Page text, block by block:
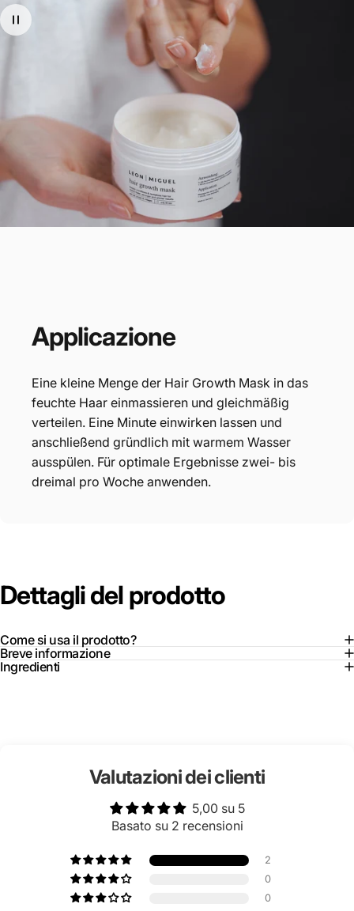
Applicazione
Eine kleine Menge der Hair Growth Mask in das
feuchte Haar einmassieren und gleichmäßig
verteilen. Eine Minute einwirken lassen und
anschließend gründlich mit warmem Wasser
ausspülen. Für optimale Ergebnisse zwei- bis
dreimal pro Woche anwenden.
Dettaglidel prodotto
Come si usa il prodotto?
Breve informazione
Ingredienti
Valutazioni dei clienti
5,00 su 5
Basato su 2 recensioni
2
0
0